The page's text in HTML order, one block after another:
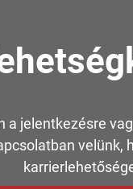
a jelentkezésre
velünk,